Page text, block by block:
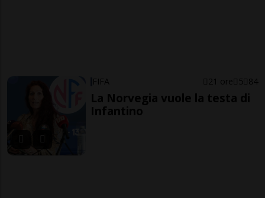
FIFA 21 ore 5 84
La Norvegia vuole la testa di
Infantino